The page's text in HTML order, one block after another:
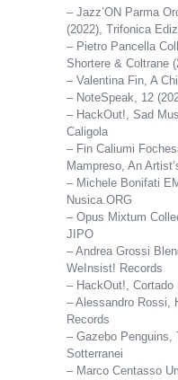
– Jazz’ON Parma
(2022), Trifonica
– Pietro Pancella
Shortere & Coltrane
– Valentina Fin, A
– NoteSpeak, 12
– HackOut!, Sad
Caligola
– Fin Caliumi
Mampreso, An
– Michele Bonifati
Nusica.ORG
– Opus Mixtum
JIPO
– Andrea Grossi
WeInsist! Records
– HackOut!, Cortado
– Alessandro Rossi,
Records
– Gazebo Penguins,
Sotterranei
– Marco Centasso